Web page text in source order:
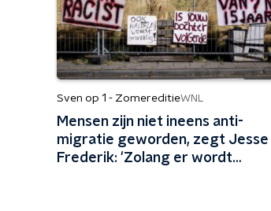
Sven op 1 - ZomereditieWNL
Mensen zijn niet ineens anti-
migratie geworden, zegt Jesse
Frederik: 'Zolang er wordt